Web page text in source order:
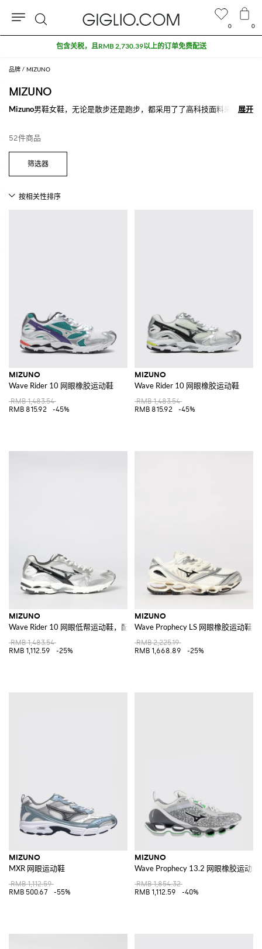
品牌 MIZUNO
MIZUNO
Mizuno男鞋女鞋，无论是散步还是跑步，都采用了了高科技面料来为一
势，还能够很好的蒸发热量。
美津浓男鞋和女鞋
展开
展开
52件商品
MIZUNO
Wave Rider 10 网眼橡胶运动鞋
RMB 1,483.54
RMB 815.92
-45%
MIZUNO
Wave Rider 10 网眼橡胶运动鞋
RMB 1,483.54
RMB 815.92
-45%
MIZUNO
Wave Rider 10 网眼低帮运动鞋，配锯齿状橡胶鞋底
RMB 1,483.54
RMB 1,112.59
-25%
MIZUNO
Wave Prophecy LS 网眼橡胶运动鞋
RMB 2,225.19
RMB 1,668.89
-25%
MIZUNO
MXR 网眼运动鞋
RMB 1,112.59
RMB 500.67
-55%
MIZUNO
Wave Prophecy 13.2 网眼橡胶运动鞋
RMB 1,854.32
RMB 1,112.59
-40%
0 0
包含关税，且RMB 2,730.39以上的订单免费配送